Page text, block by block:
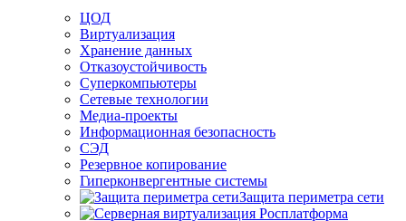
ЦОД
Виртуализация
Хранение данных
Отказоустойчивость
Суперкомпьютеры
Сетевые технологии
Медиа-проекты
Информационная безопасность
СЭД
Резервное копирование
Гиперконвергентные системы
Защита периметра сети